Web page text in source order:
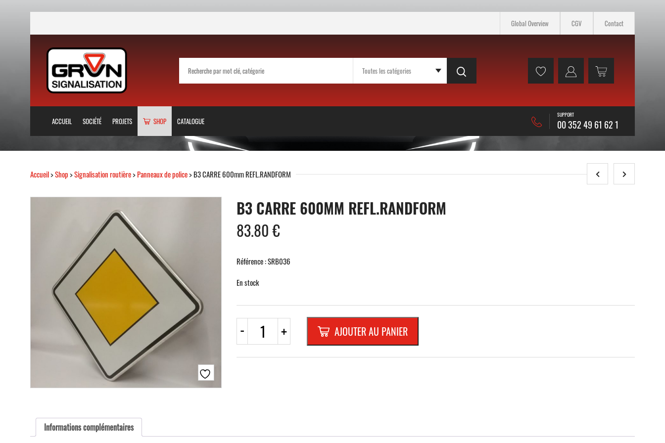
Global Overview CGV Contact
ACCUEIL SOCIÉTÉ PROJETS SHOP CATALOGUE
SUPPORT
00 352 49 61 62 1
Accueil>Shop>Signalisation routière>Panneaux de police> B3 CARRE 600mm REFL.RANDFORM
B3 CARRE 600MM REFL.RANDFORM
83.80€
Référence : SRB036
En stock
- quantité
B3
+ AJOUTER AU PANIER
Informations complémentaires